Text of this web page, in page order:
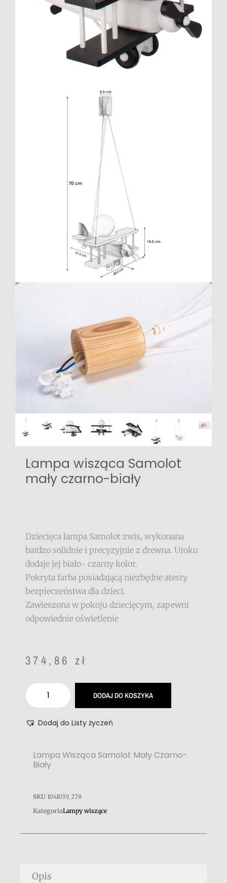
Lampa wisząca Samolot
mały czarno-biały
Dziecięca lampa Samolot zwis, wykonana
bardzo solidnie i precyzyjnie z drewna. Uroku
dodaje jej biało- czarny kolor.
Pokryta farba posiadającą niezbędne atesty
bezpieczeństwa dla dzieci.
Zawieszona w pokoju dziecięcym, zapewni
odpowiednie oświetlenie
374,86 zł
DODAJ DO KOSZYKA
Dodaj do Listy życzeń
Lampa Wisząca Samolot Mały Czarno-
Biały
SKU 1041039_278
KategoriaLampy wiszące
Opis